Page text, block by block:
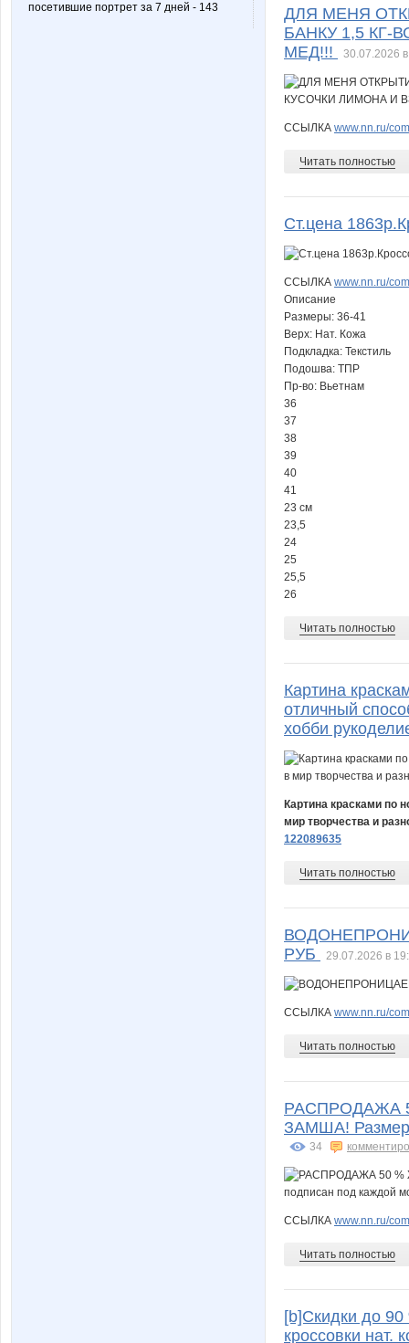
посетившие портрет за 7 дней - 143
ДЛЯ МЕНЯ
БАНКУ 1,5
МЕД!!!
30.07.2026
ССЫЛКА www.nn.ru/
Читать полностью
Ст.цена
ССЫЛКА www.nn.ru/
Описание
Размеры: 36-41
Верх: Нат. Кожа
Подкладка: Текстиль
Подошва: ТПР
Пр-во: Вьетнам
36
37
38
39
40
41
23 см
23,5
24
25
25,5
26
Читать полностью
Картина
отличный
хобби
Картина красками по
мир творчества и
122089635
Читать полностью
РУБ
29.07.2026 в
ССЫЛКА www.nn.ru/
Читать полностью
РАСПРОДАЖА
ЗАМША! Размер
34
ССЫЛКА www.nn.ru/
Читать полностью
[b]Скидки до
кроссовки нат.